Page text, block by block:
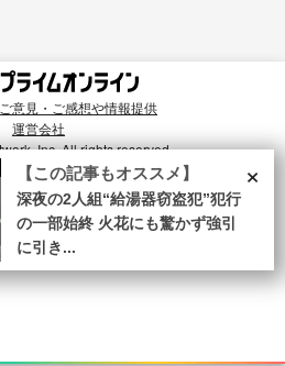
意見・ご感想や情報提供
運営会社
Inc. All rights reserved.
味・関⼼に合致したコンテンツや広告配信を提供する
細は、プライバシーポリシー をご確認ください。×
【この記事もオススメ】
深夜の2人組“給湯器窃盗犯”犯行
の一部始終 火花にも驚かず強引
に引き...